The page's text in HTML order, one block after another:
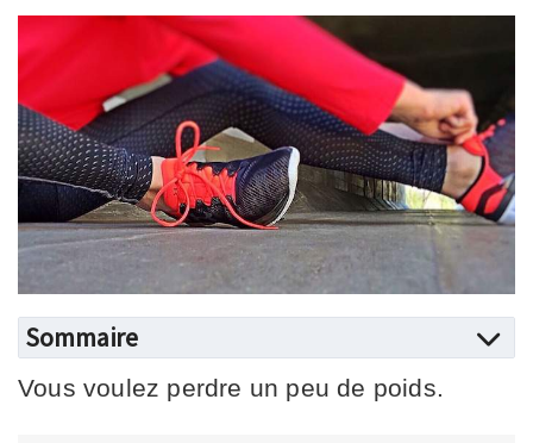
Sommaire
Vous voulez perdre un peu de poids.